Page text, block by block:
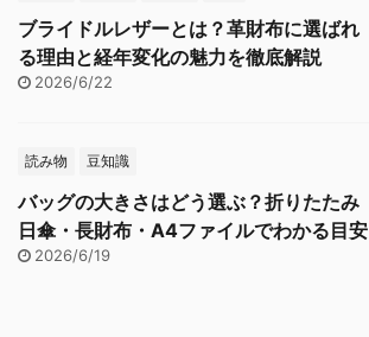
ブライドルレザーとは？革財布に選ばれ
る理由と経年変化の魅力を徹底解説
2026/6/22
読み物 豆知識
バッグの大きさはどう選ぶ？折りたたみ
日傘・長財布・A4ファイルでわかる目安
2026/6/19